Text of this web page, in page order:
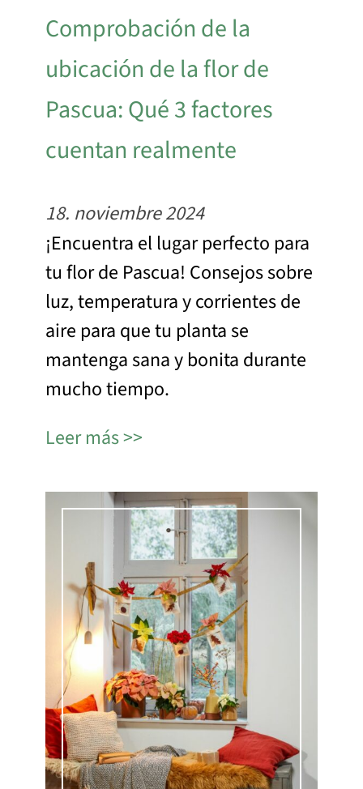
Comprobación de la
ubicación de la flor de
Pascua: Qué 3 factores
cuentan realmente
18. noviembre 2024
¡Encuentra el lugar perfecto para
tu flor de Pascua! Consejos sobre
luz, temperatura y corrientes de
aire para que tu planta se
mantenga sana y bonita durante
mucho tiempo.
Leer más